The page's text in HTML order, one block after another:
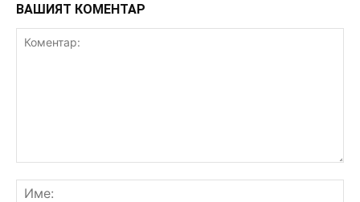
ВАШИЯТ КОМЕНТАР